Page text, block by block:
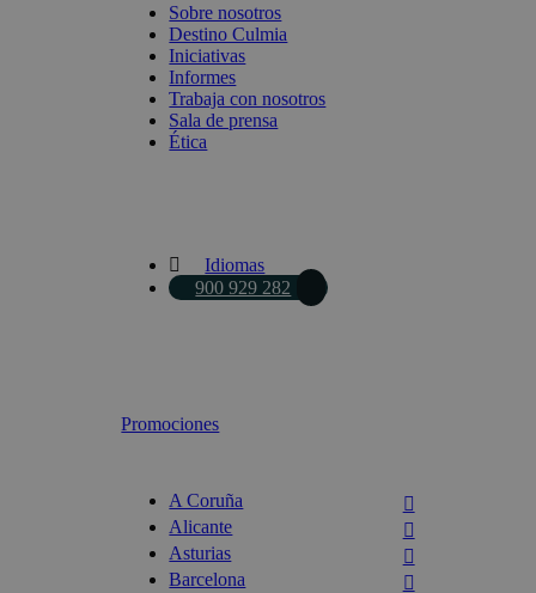
Sobre nosotros
Destino Culmia
Iniciativas
Informes
Trabaja con nosotros
Sala de prensa
Ética
Idiomas
900 929 282
Promociones
A Coruña
Alicante
Asturias
Barcelona